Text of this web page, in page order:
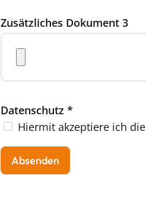
Zusätzliches Dokument 3
Datenschutz *
Hiermit akzeptiere ich die